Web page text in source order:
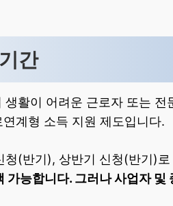
간
활이 어려운 근로자 또는 전
계형 소득 지원 제도입니다.
청(반기), 상반기 신청(반기)
가능합니다. 그러나 사업자 및